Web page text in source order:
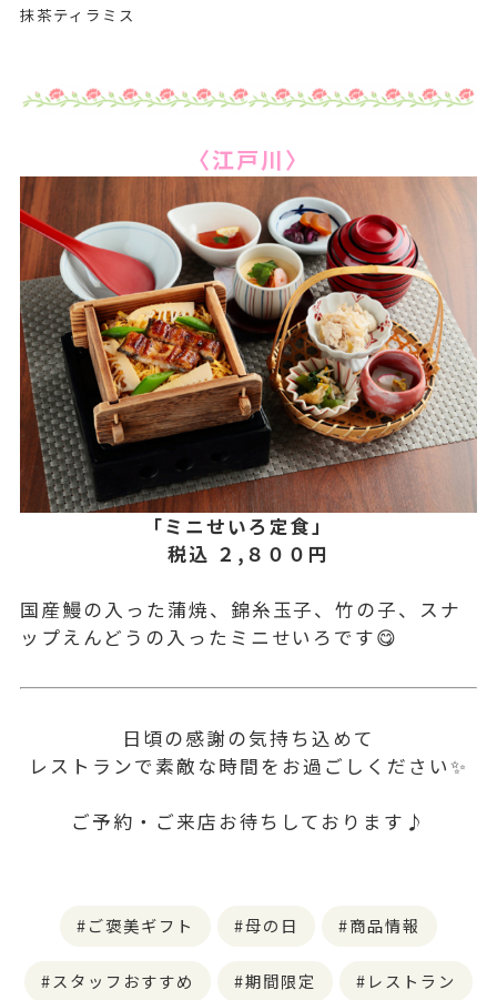
抹茶ティラミス
〈江戸川〉
「ミニせいろ定食」
税込 ２,８００円
国産鰻の入った蒲焼、錦糸玉子、竹の子、スナ
ップえんどうの入ったミニせいろです😋
日頃の感謝の気持ち込めて
レストランで素敵な時間をお過ごしください✨
ご予約・ご来店お待ちしております♪
ご褒美ギフト 母の日 商品情報
スタッフおすすめ 期間限定 レストラン